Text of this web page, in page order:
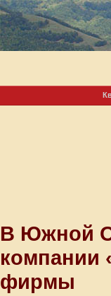
В Южной
компании
фирмы